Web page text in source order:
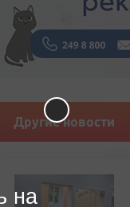
Другие новости
на